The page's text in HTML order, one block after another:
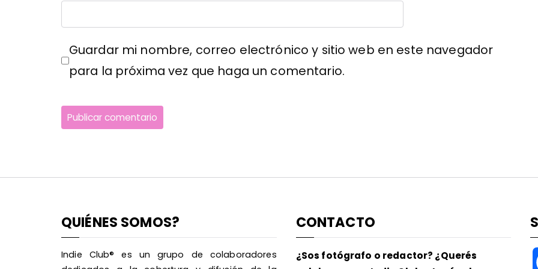
Guardar mi nombre, correo electrónico y sitio web en este navegador
para la próxima vez que haga un comentario.
QUIÉNES SOMOS?
Indie Club® es un grupo de colaboradores
CONTACTO
¿Sos fotógrafo o redactor? ¿Querés